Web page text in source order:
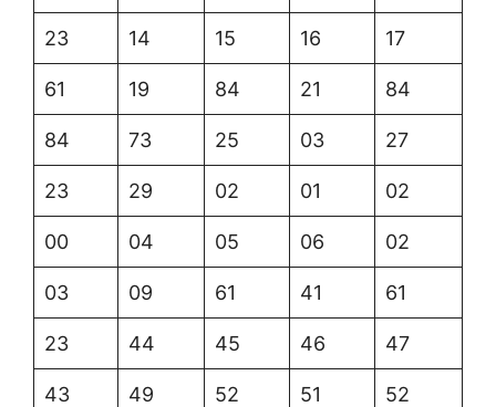
23 14 15 16 17
61 19 84 21 84
84 73 25 03 27
23 29 02 01 02
00 04 05 06 02
03 09 61 41 61
23 44 45 46 47
43 49 52 51 52